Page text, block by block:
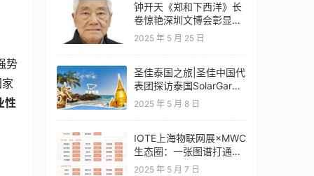
势
性
钟开天《郑和下西洋》长
卷惊艳深圳文博会彰显云
南文化自信
2025 年 5 月 25 日
圣佳泰国之旅|圣佳中国代
表团探访泰国SolarGard
旗舰店
2025 年 5 月 8 日
IOTE上海物联网展×MWC
生态圈：一张图谱打通移
动通信+物联网产业全链
2025 年 5 月 7 日